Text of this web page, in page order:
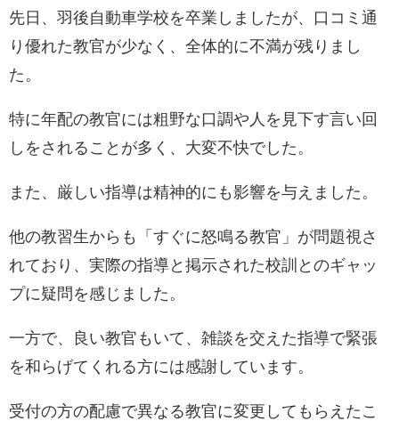
先日、羽後自動車学校を卒業しましたが、口コミ通
り優れた教官が少なく、全体的に不満が残りまし
た。
特に年配の教官には粗野な口調や人を見下す言い回
しをされることが多く、大変不快でした。
また、厳しい指導は精神的にも影響を与えました。
他の教習生からも「すぐに怒鳴る教官」が問題視さ
れており、実際の指導と掲示された校訓とのギャッ
プに疑問を感じました。
一方で、良い教官もいて、雑談を交えた指導で緊張
を和らげてくれる方には感謝しています。
受付の方の配慮で異なる教官に変更してもらえたこ